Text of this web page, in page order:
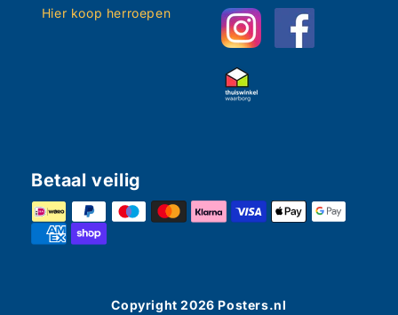
Hier koop herroepen
Betaal veilig
Copyright2026 Posters.nl